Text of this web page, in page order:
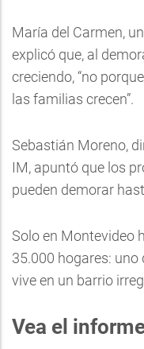
María del Carmen,
explicó que, al
creciendo, “no
las familias crecen”.
Sebastián Moreno,
IM, apuntó que los
pueden demorar
Solo en Montevideo
35.000 hogares:
vive en un barrio
Vea el